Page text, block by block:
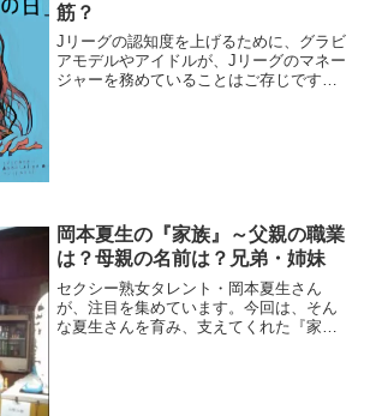
筋？
Jリーグの認知度を上げるために、グラビ
アモデルやアイドルが、Jリーグのマネー
ジャーを務めていることはご存じです
岡本夏生の『家族』～父親の職業
は？母親の名前は？兄弟・姉妹
セクシー熟女タレント・岡本夏生さん
が、注目を集めています。今回は、そん
な夏生さんを育み、支えてくれた『家